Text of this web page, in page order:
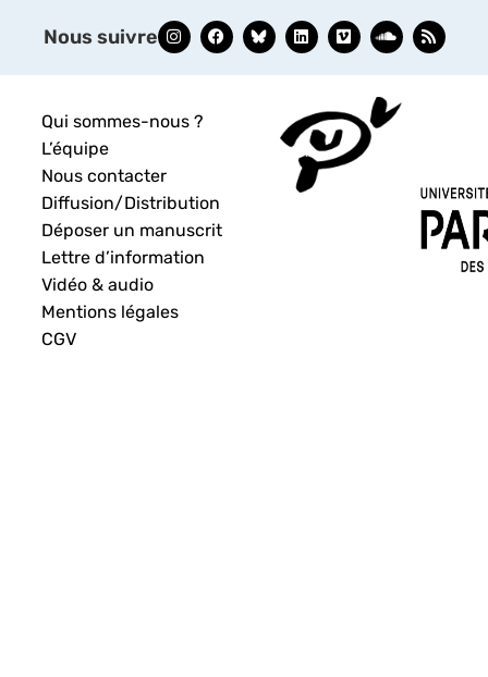
Nous suivre
Qui sommes-nous ?
L’équipe
Nous contacter
Diffusion/Distribution
Déposer un manuscrit
Lettre d’information
Vidéo & audio
Mentions légales
CGV